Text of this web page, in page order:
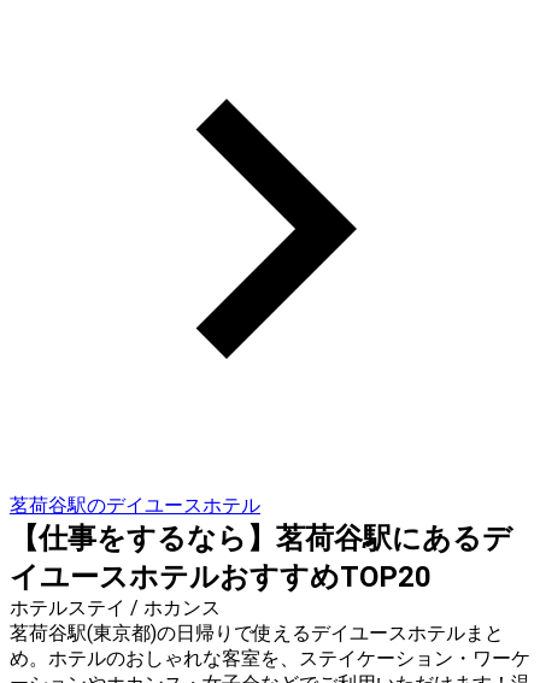
茗荷谷駅のデイユースホテル
【仕事をするなら】茗荷谷駅にあるデ
イユースホテルおすすめTOP20
ホテルステイ / ホカンス
茗荷谷駅(東京都)の日帰りで使えるデイユースホテルまと
め。ホテルのおしゃれな客室を、ステイケーション・ワーケ